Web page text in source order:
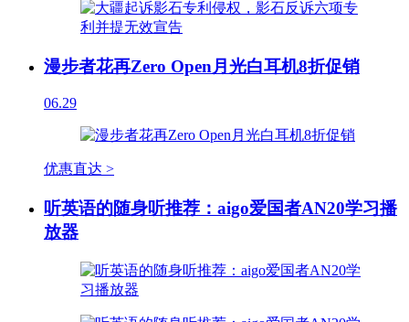
漫步者花再Zero Open月光白耳机8折促销
06.29
优惠直达 >
听英语的随身听推荐：aigo爱国者AN20学习播
放器